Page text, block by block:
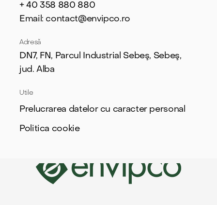
+ 40358 880 880
Email: contact@envipco.ro
Adresă
DN7, FN, Parcul Industrial Sebeş, Sebeş,
jud. Alba
Utile
Prelucrarea datelor cu caracter personal
Politica cookie